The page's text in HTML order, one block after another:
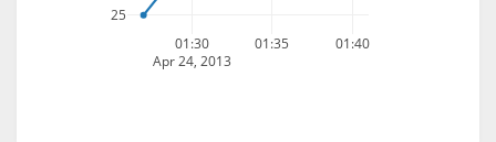
01:30
Apr 24, 2013
01:35 01:40
25